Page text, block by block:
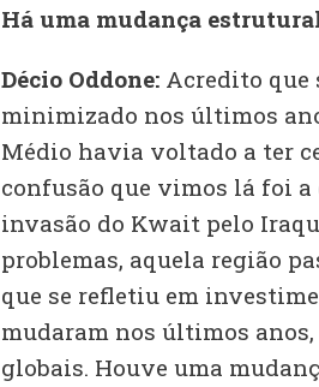
Há uma mudança
Décio Oddone:Acredito que
minimizado nos últimos
Médio havia voltado a ter
confusão que vimos lá foi a
invasão do Kwait pelo
problemas, aquela região
que se refletiu em
mudaram nos últimos
globais. Houve uma